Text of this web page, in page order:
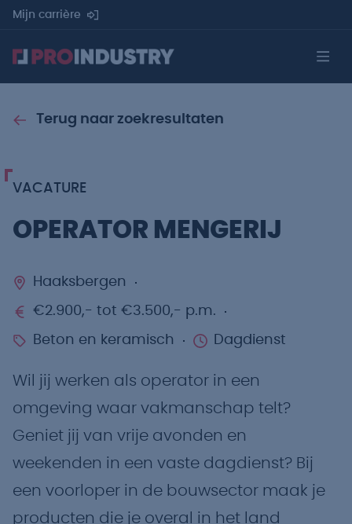
Mijn carrière
Terug naar zoekresultaten
VACATURE
OPERATOR MENGERIJ
Haaksbergen
€2.900,- tot €3.500,- p.m.
Beton en keramisch Dagdienst
Wil jij werken als operator in een
omgeving waar vakmanschap telt?
Geniet jij van vrije avonden en
weekenden in een vaste dagdienst? Bij
een voorloper in de bouwsector maak je
producten die je overal in het land